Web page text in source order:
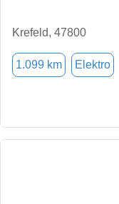
Krefeld, 47800
1.099 km Elektro